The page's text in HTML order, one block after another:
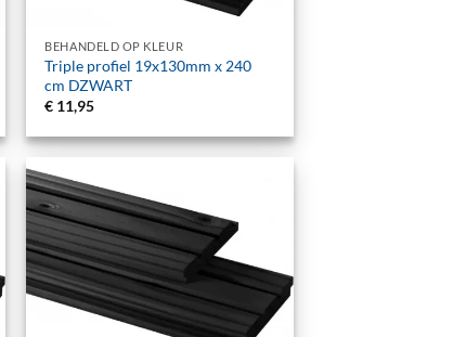
BEHANDELD OP KLEUR
Triple profiel 19x130mm x 240
cm DZWART
€ 11,95